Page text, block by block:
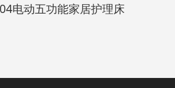
电动五功能家居护理床